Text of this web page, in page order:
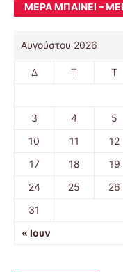
ΜΈΡΑ ΜΠΑΊΝΕΙ –
Αυγούστου 2026
Δ Τ Τ
« Ιουν
3
4 5
10
11 12
17
18 19
24
25 26
31